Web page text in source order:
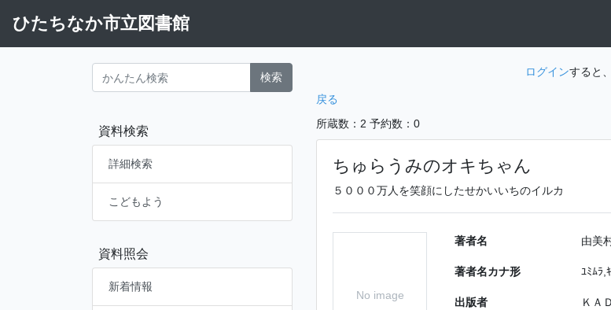
ひたちなか市立図書館
検索
資料検索
詳細検索
こどもよう
資料照会
新着情報
ログインすると
戻る
所蔵数：2 予約数：0
ちゅらうみのオキちゃん
５０００万人を笑顔にしたせかいいちのイルカ
No image
著者名 由美
著者名カナ形 ﾕﾐﾑﾗ,
出版者 ＫＡ